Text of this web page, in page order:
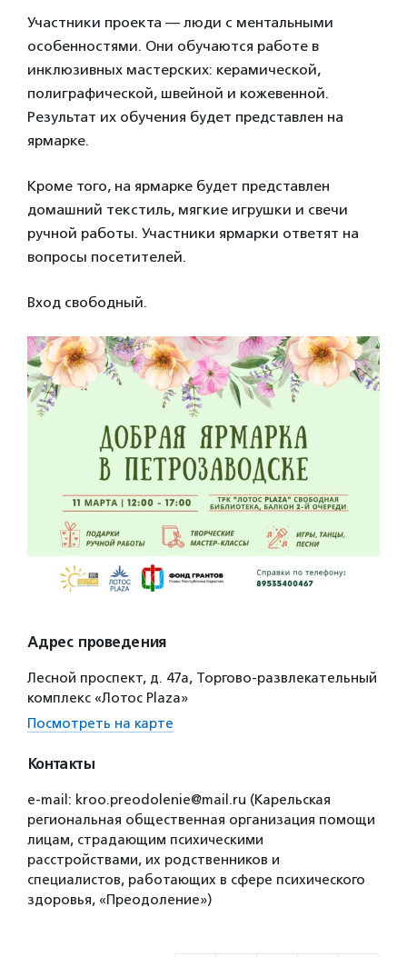
Участники проекта — люди с ментальными
особенностями. Они обучаются работе в
инклюзивных мастерских: керамической,
полиграфической, швейной и кожевенной.
Результат их обучения будет представлен на
ярмарке.
Кроме того, на ярмарке будет представлен
домашний текстиль, мягкие игрушки и свечи
ручной работы. Участники ярмарки ответят на
вопросы посетителей.
Вход свободный.
Адрес проведения
Лесной проспект, д. 47а, Торгово-развлекательный
комплекс «Лотос Plaza»
Посмотреть на карте
Контакты
e-mail: kroo.preodolenie@mail.ru (Карельская
региональная общественная организация помощи
лицам, страдающим психическими
расстройствами, их родственников и
специалистов, работающих в сфере психического
здоровья, «Преодоление»)